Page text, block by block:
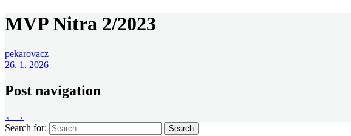
MVP Nitra 2/2023
pekarovacz
26. 1. 2026
Post navigation
← →
Search for: